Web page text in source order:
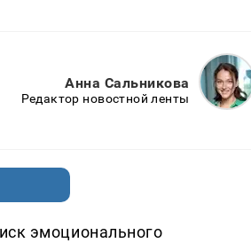
Анна Сальникова
Редактор новостной ленты
эмоционального